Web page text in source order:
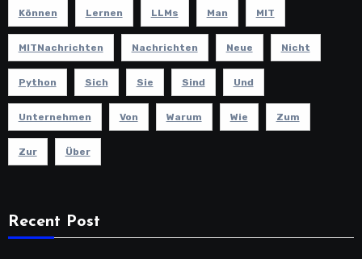
Können Lernen LLMs Man MIT
MITNachrichten Nachrichten Neue Nicht
Python Sich Sie Sind Und
Unternehmen Von Warum Wie Zum
Zur Über
Recent Post